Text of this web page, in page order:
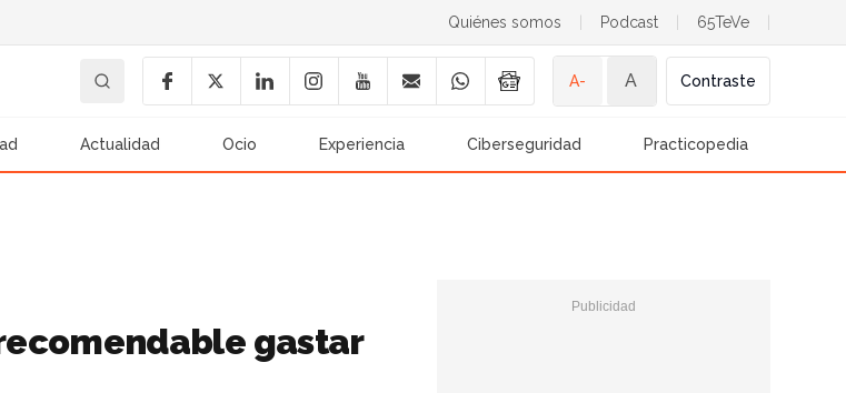
Quiénes somos Podcast 65TeVe
A- A Contraste
Actualidad Ocio Experiencia Ciberseguridad Practicopedia
gastar